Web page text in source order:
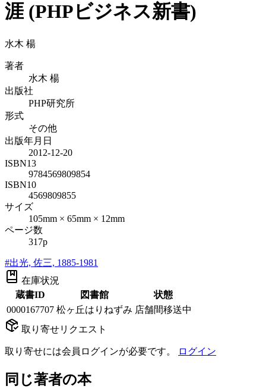
涯 (PHPビジネス新書)
水木 楊
著者
水木 楊
出版社
PHP研究所
形式
その他
出版年月日
2012-12-20
ISBN13
9784569809854
ISBN10
4569809855
サイズ
105mm × 65mm × 12mm
ページ数
317p
#出光, 佐三, 1885-1981
在庫状況
蔵書ID
図書館
状態
0000167707 松ヶ丘はりねずみ 店舗間移送中
取り寄せリクエスト
取り寄せには会員ログインが必要です。 ログイン
同じ著者の本